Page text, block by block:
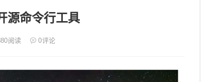
源命令行工具
阅读 0评论